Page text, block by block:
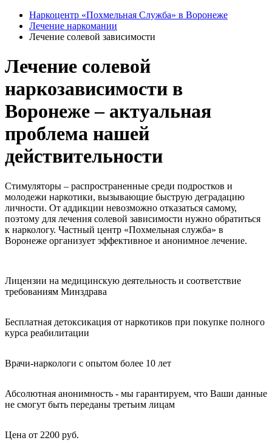
Наркоцентр «Похмельная Служба» в Воронеже
Лечение наркомании
Лечение солевой зависимости
Лечение солевой
наркозависимости в
Воронеже – актуальная
проблема нашей
действительности
Стимуляторы – распространенные среди подростков и
молодежи наркотики, вызывающие быструю деградацию
личности. От аддикции невозможно отказаться самому,
поэтому для лечения солевой зависимости нужно обратиться
к наркологу. Частный центр «Похмельная служба» в
Воронеже организует эффективное и анонимное лечение.
Лицензии на медицинскую деятельность и соответствие
требованиям Минздрава
Бесплатная детоксикация от наркотиков при покупке полного
курса реабилитации
Врачи-наркологи с опытом более 10 лет
Абсолютная анонимность - мы гарантируем, что Ваши данные
не смогут быть переданы третьим лицам
Цена от 2200 руб.